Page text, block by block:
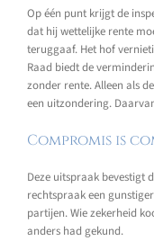
Op één punt krijgt de
dat hij wettelijke rente
teruggaaf. Het hof
Raad biedt de
zonder rente. Alleen als
een uitzondering.
Compromis is
Deze uitspraak bevestigt
rechtspraak een
partijen. Wie zekerheid
anders had gekund.